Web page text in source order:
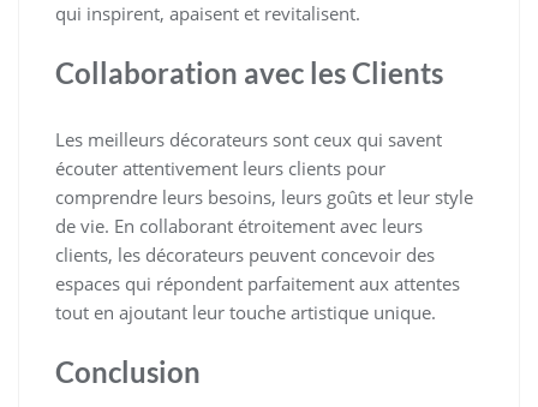
qui inspirent, apaisent et revitalisent.
Collaboration avec les Clients
Les meilleurs décorateurs sont ceux qui savent
écouter attentivement leurs clients pour
comprendre leurs besoins, leurs goûts et leur style
de vie. En collaborant étroitement avec leurs
clients, les décorateurs peuvent concevoir des
espaces qui répondent parfaitement aux attentes
tout en ajoutant leur touche artistique unique.
Conclusion